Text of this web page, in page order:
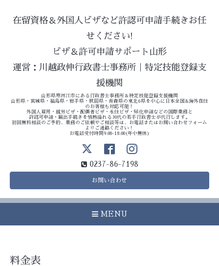
在留資格＆外国人ビザなど許認可申請手続きお任
せください!
ビザ＆許可申請サポート山形
運営：川越政伸行政書士事務所｜特定技能登録支
援機関
山形県寒河江市にある行政書士事務所＆特定技能登録支援機関
山形県・宮城県・福島県・岩手県・秋田県・青森県の東北6県を中心に日本全国&海外在住
のお客様も対応可能！
外国人雇用・就労ビザ・配偶者ビザ・永住ビザ・帰化申請などの国際業務と
許認可申請・届出手続きを情熱溢れる30代の若手行政書士が代行します。
初回無料相談のご予約、業務のご依頼やご相談等は、お電話またはお問い合わせフォーム
よりご連絡ください！
お電話受付時間9:00-18:00(年中無休)
0237-86-7198
お問い合わせ
MENU
料金表